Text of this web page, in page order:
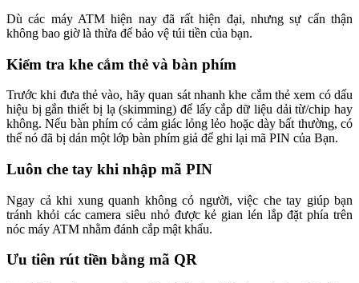
Dù các máy ATM hiện nay đã rất hiện đại, nhưng sự cẩn thận
không bao giờ là thừa để bảo vệ túi tiền của bạn.
Kiểm tra khe cắm thẻ và bàn phím
Trước khi đưa thẻ vào, hãy quan sát nhanh khe cắm thẻ xem có dấu
hiệu bị gắn thiết bị lạ (skimming) để lấy cắp dữ liệu dải từ/chip hay
không. Nếu bàn phím có cảm giác lỏng lẻo hoặc dày bất thường, có
thể nó đã bị dán một lớp bàn phím giả để ghi lại mã PIN của Bạn.
Luôn che tay khi nhập mã PIN
Ngay cả khi xung quanh không có người, việc che tay giúp bạn
tránh khỏi các camera siêu nhỏ được kẻ gian lén lắp đặt phía trên
nóc máy ATM nhằm đánh cắp mật khẩu.
Ưu tiên rút tiền bằng mã QR